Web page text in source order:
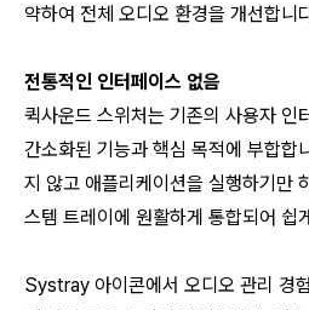
약하여 전체 오디오 환경을 개선합니
전통적인 인터페이스 없음
퀵사운드 스위처는 기존의 사용자 인
간소화된 기능과 핵심 목적에 부합합
지 않고 애플리케이션을 실행하기만
스템 트레이에 원활하게 통합되어 쉽
Systray 아이콘에서 오디오 관리 경